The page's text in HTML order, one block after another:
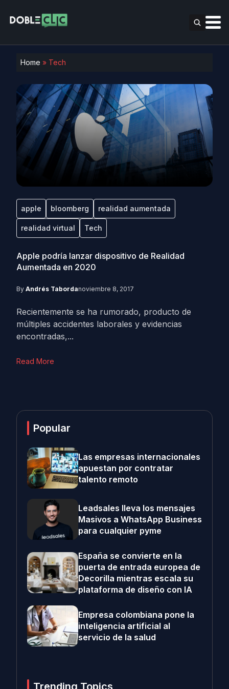
Home » Tech
apple bloomberg realidad aumentada
realidad virtual Tech
Apple podría lanzar dispositivo de Realidad
Aumentada en 2020
By Andrés Tabordanoviembre 8, 2017
Recientemente se ha rumorado, producto de
múltiples accidentes laborales y evidencias
encontradas,...
Read More
Popular
Las empresas internacionales
apuestan por contratar
talento remoto
Leadsales lleva los mensajes
Masivos a WhatsApp Business
para cualquier pyme
España se convierte en la
puerta de entrada europea de
Decorilla mientras escala su
plataforma de diseño con IA
Empresa colombiana pone la
inteligencia artificial al
servicio de la salud
Trending Topics